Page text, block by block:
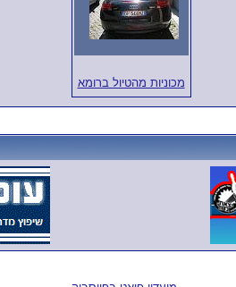
מכוניות מהטיול ברומא